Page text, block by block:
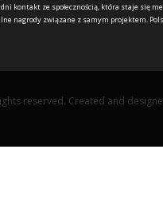
kontakt ze społecznością, która staje się
nagrody związane z samym projektem.
reserved. Created and